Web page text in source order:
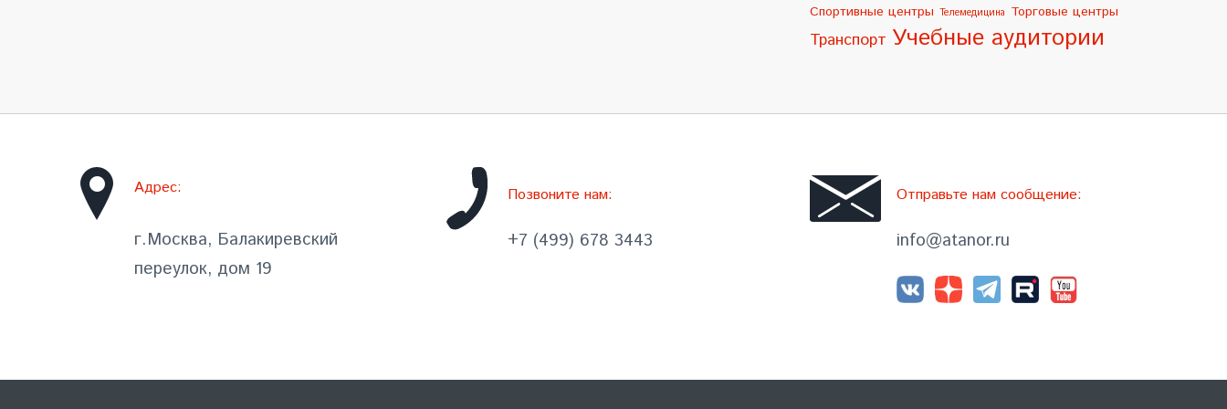
Спортивные центры Телемедицина Торговые центры
Транспорт Учебные аудитории
Адрес:
г.Москва, Балакиревский
переулок, дом 19
Позвоните нам:
+7 (499) 678 3443
Отправьте нам сообщение:
info@atanor.ru